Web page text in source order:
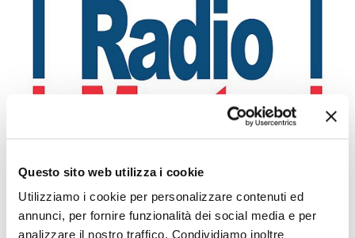
Questo sito web utilizza i cookie
Utilizziamo i cookie per personalizzare contenuti ed
annunci, per fornire funzionalità dei social media e per
analizzare il nostro traffico. Condividiamo inoltre
MINISTRO PIANTEDOSI A POZZUOLI
Leggi l'articolo